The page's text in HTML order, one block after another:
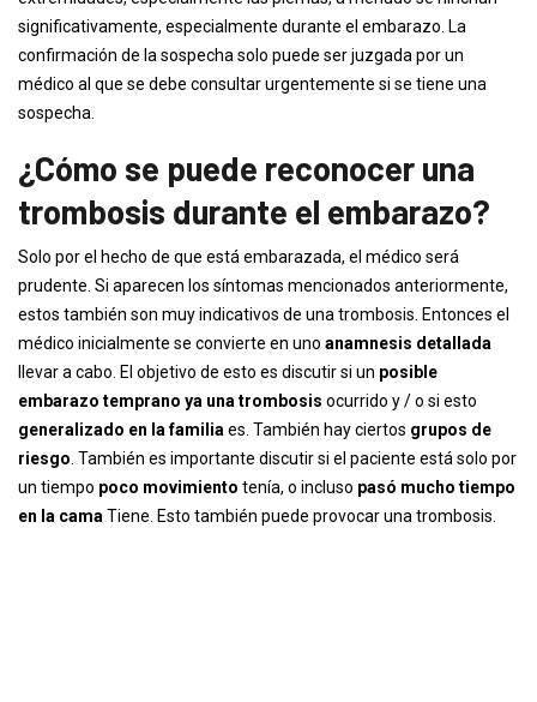
significativamente, especialmente durante el embarazo. La
confirmación de la sospecha solo puede ser juzgada por un
médico al que se debe consultar urgentemente si se tiene una
sospecha.
¿Cómo se puede reconocer una
trombosis durante el embarazo?
Solo por el hecho de que está embarazada, el médico será
prudente. Si aparecen los síntomas mencionados anteriormente,
estos también son muy indicativos de una trombosis. Entonces el
médico inicialmente se convierte en uno anamnesis detallada
llevar a cabo. El objetivo de esto es discutir si un posible
embarazo temprano ya una trombosis ocurrido y / o si esto
generalizado en la familia es. También hay ciertos grupos de
riesgo . También es importante discutir si el paciente está solo por
un tiempo poco movimiento tenía, o incluso pasó mucho tiempo
en la cama Tiene. Esto también puede provocar una trombosis.